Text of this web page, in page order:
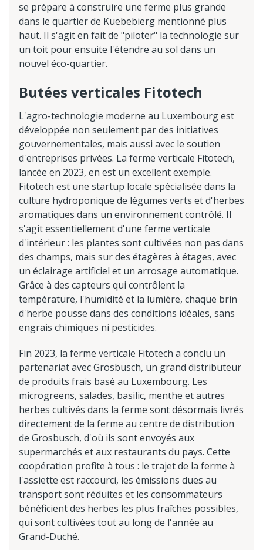
se prépare à construire une ferme plus grande
dans le quartier de Kuebebierg mentionné plus
haut. Il s'agit en fait de "piloter" la technologie sur
un toit pour ensuite l'étendre au sol dans un
nouvel éco-quartier.
Butées verticales Fitotech
L'agro-technologie moderne au Luxembourg est
développée non seulement par des initiatives
gouvernementales, mais aussi avec le soutien
d'entreprises privées. La ferme verticale Fitotech,
lancée en 2023, en est un excellent exemple.
Fitotech est une startup locale spécialisée dans la
culture hydroponique de légumes verts et d'herbes
aromatiques dans un environnement contrôlé. Il
s'agit essentiellement d'une ferme verticale
d'intérieur : les plantes sont cultivées non pas dans
des champs, mais sur des étagères à étages, avec
un éclairage artificiel et un arrosage automatique.
Grâce à des capteurs qui contrôlent la
température, l'humidité et la lumière, chaque brin
d'herbe pousse dans des conditions idéales, sans
engrais chimiques ni pesticides.
Fin 2023, la ferme verticale Fitotech a conclu un
partenariat avec Grosbusch, un grand distributeur
de produits frais basé au Luxembourg. Les
microgreens, salades, basilic, menthe et autres
herbes cultivés dans la ferme sont désormais livrés
directement de la ferme au centre de distribution
de Grosbusch, d'où ils sont envoyés aux
supermarchés et aux restaurants du pays. Cette
coopération profite à tous : le trajet de la ferme à
l'assiette est raccourci, les émissions dues au
transport sont réduites et les consommateurs
bénéficient des herbes les plus fraîches possibles,
qui sont cultivées tout au long de l'année au
Grand-Duché.